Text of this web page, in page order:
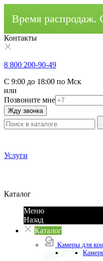
Время распродаж.
Контакты
8 800 200-90-49
С 9:00 до 18:00 по Мск
или
Позвоните мне
Жду звонка
Услуги
Каталог
Меню
Назад
Каталог
Камеры для